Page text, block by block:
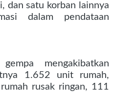
dan satu korban lainnya
dalam pendataan
mengakibatkan
1.652 unit rumah,
rusak ringan, 111